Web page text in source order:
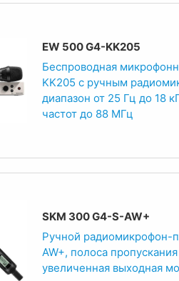
EW 500 G4-KK205
Беспроводная
KK205 с ручным
диапазон от 25 Гц до 18
частот до 88 МГц
SKM 300 G4-S-AW+
Ручной радиомикрофон-
AW+, полоса
увеличенная выходная